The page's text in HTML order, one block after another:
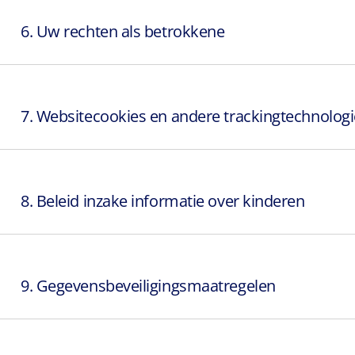
6. Uw rechten als betrokkene
7. Websitecookies en andere
8. Beleid inzake informatie over kinderen
9. Gegevensbeveiligingsmaatregelen